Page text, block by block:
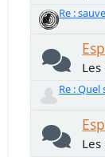
Re :
Re : Quel